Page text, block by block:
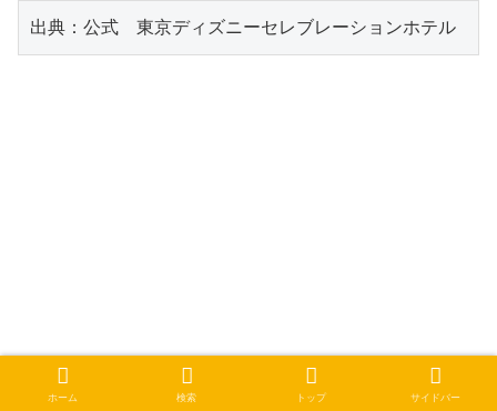
出典：公式　東京ディズニーセレブレーションホテル
ホーム 検索 トップ サイドバー